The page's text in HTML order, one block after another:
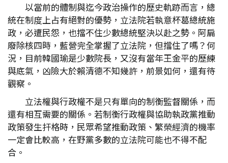
以當前的體制與迄今政治操作的歷史軌跡而言，總
統在制度上占有絕對的優勢，立法院若執意杯葛總統施
政，必遭民怨，也擋不住少數總統堅決以赴之勢。阿扁
廢除核四時，藍營完全掌握了立法院，但擋住了嗎？何
況，目前韓國瑜是少數院長，又沒有當年王金平的歷練
與底氣，凶險大於賴清德不知幾許，前景如何，還有待
觀察。
立法權與行政權不是只有單向的制衡監督關係，而
還有相互需要的關係。若制衡行政權與協助執政黨推動
政策發生扞格時，民眾希望推動政策、繁榮經濟的機率
一定會比較高，在野黨多數的立法院可能也不得不配
合。